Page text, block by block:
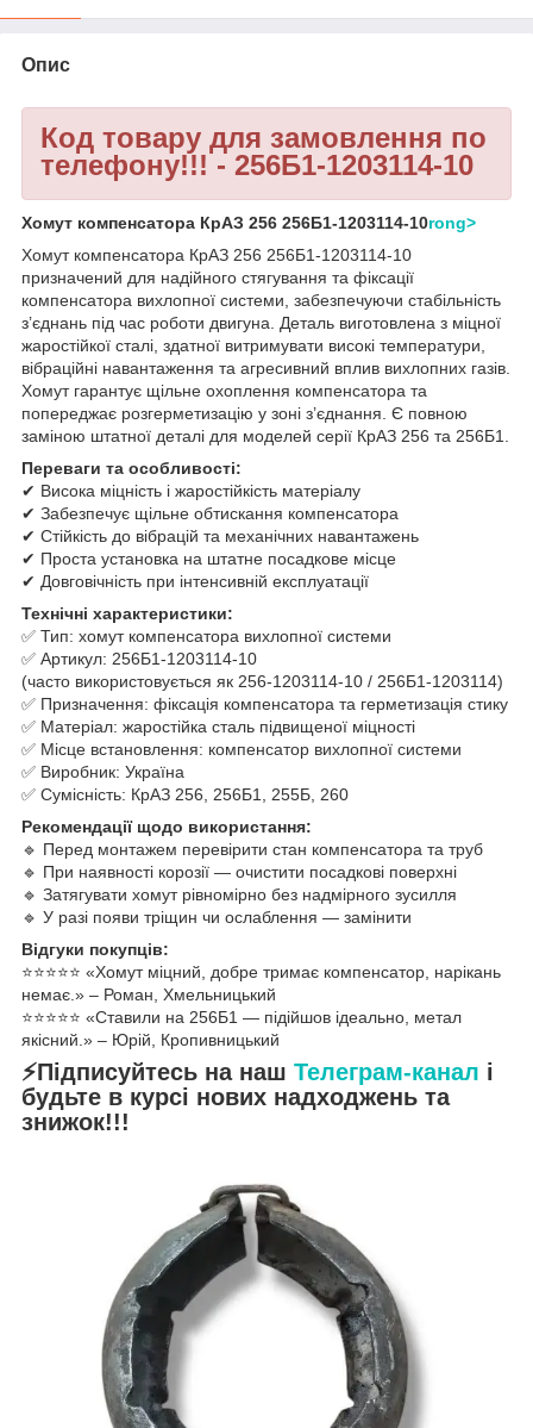
Опис
Код товару для замовлення по
телефону!!! - 256Б1-1203114-10
Хомут компенсатора КрАЗ 256 256Б1-1203114-10rong>
Хомут компенсатора КрАЗ 256 256Б1-1203114-10
призначений для надійного стягування та фіксації
компенсатора вихлопної системи, забезпечуючи стабільність
з’єднань під час роботи двигуна. Деталь виготовлена з міцної
жаростійкої сталі, здатної витримувати високі температури,
вібраційні навантаження та агресивний вплив вихлопних газів.
Хомут гарантує щільне охоплення компенсатора та
попереджає розгерметизацію у зоні з’єднання. Є повною
заміною штатної деталі для моделей серії КрАЗ 256 та 256Б1.
Переваги та особливості:
✔ Висока міцність і жаростійкість матеріалу
✔ Забезпечує щільне обтискання компенсатора
✔ Стійкість до вібрацій та механічних навантажень
✔ Проста установка на штатне посадкове місце
✔ Довговічність при інтенсивній експлуатації
Технічні характеристики:
✅ Тип: хомут компенсатора вихлопної системи
✅ Артикул: 256Б1-1203114-10
(часто використовується як 256-1203114-10 / 256Б1-1203114)
✅ Призначення: фіксація компенсатора та герметизація стику
✅ Матеріал: жаростійка сталь підвищеної міцності
✅ Місце встановлення: компенсатор вихлопної системи
✅ Виробник: Україна
✅ Сумісність: КрАЗ 256, 256Б1, 255Б, 260
Рекомендації щодо використання:
🔹 Перед монтажем перевірити стан компенсатора та труб
🔹 При наявності корозії — очистити посадкові поверхні
🔹 Затягувати хомут рівномірно без надмірного зусилля
🔹 У разі появи тріщин чи ослаблення — замінити
Відгуки покупців:
⭐️⭐️⭐️⭐️⭐️ «Хомут міцний, добре тримає компенсатор, нарікань
немає.» – Роман, Хмельницький
⭐️⭐️⭐️⭐️⭐️ «Ставили на 256Б1 — підійшов ідеально, метал
якісний.» – Юрій, Кропивницький
⚡Підписуйтесь на наш Телеграм-канал і
будьте в курсі нових надходжень та
знижок!!!